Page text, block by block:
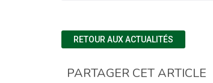
RETOUR AUX ACTUALITÉS
PARTAGER CET ARTICLE